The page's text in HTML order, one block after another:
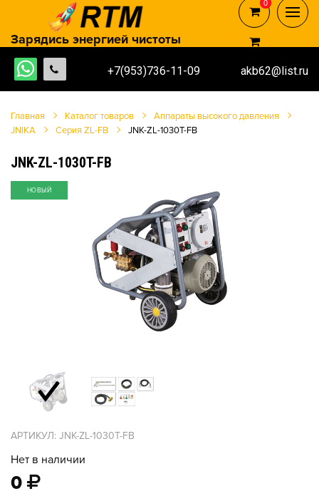
+7(953)736-11-09 akb62@list.ru
Зарядись энергией чистоты
0
0
Главная Каталог товаров
Аппараты высокого давления
JNIKA
Серия ZL-FB JNK-ZL-1030T-FB
JNK-ZL-1030T-FB
НОВЫЙ
АРТИКУЛ: JNK-ZL-1030T-FB
Нет в наличии
0